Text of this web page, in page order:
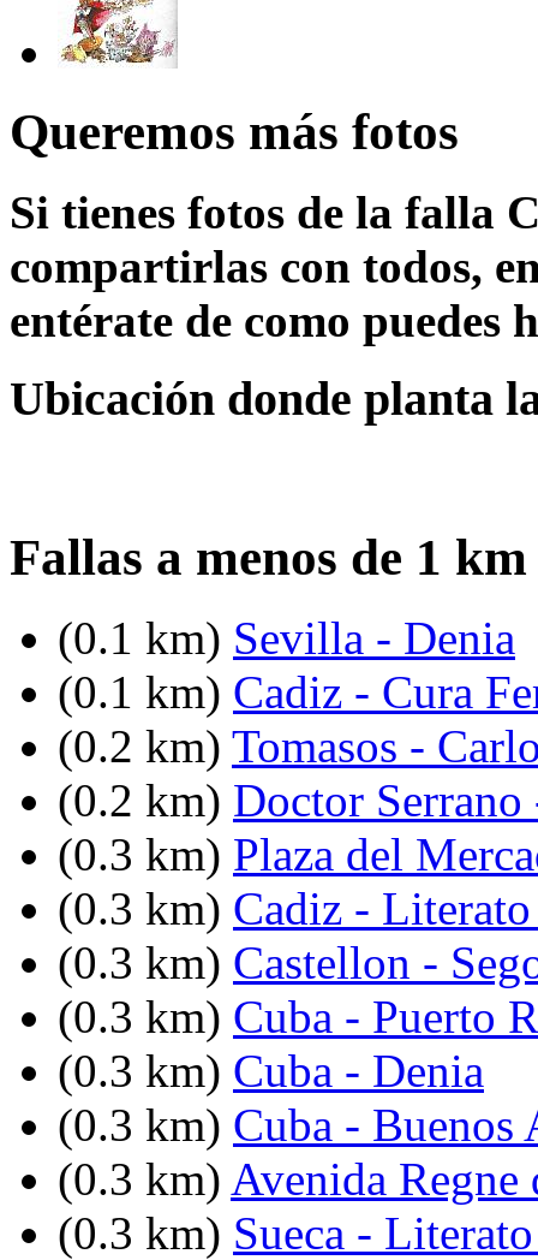
Queremos más fotos
Si tienes fotos de la falla
compartirlas con todos,
entérate de como puedes
Ubicación donde planta
Fallas a menos de 1
(0.1 km) Sevilla - Denia
(0.1 km) Cadiz - Cura
(0.2 km) Tomasos -
(0.2 km) Doctor
(0.3 km) Plaza del
(0.3 km) Cadiz -
(0.3 km) Castellon -
(0.3 km) Cuba - Puerto
(0.3 km) Cuba - Denia
(0.3 km) Cuba - Buenos
(0.3 km) Avenida Regne
(0.3 km) Sueca -